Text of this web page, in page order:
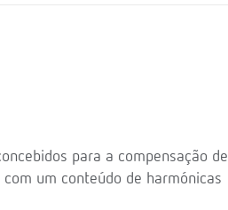
para a compensação de
um conteúdo de harmónicas